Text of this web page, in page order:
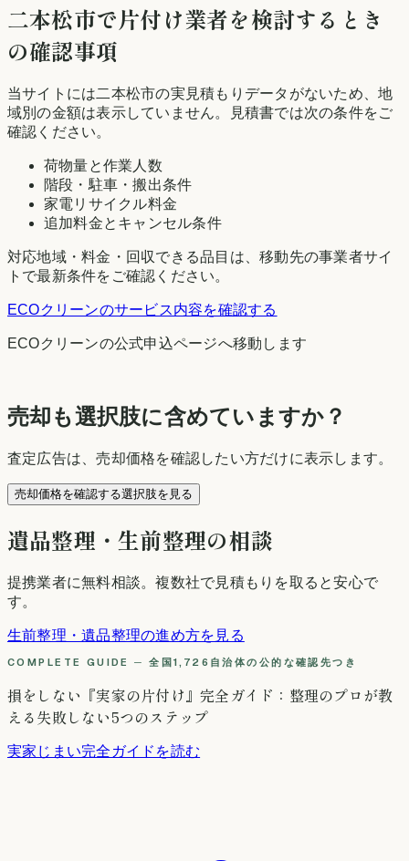
二本松市で片付け業者を検討するとき
の確認事項
当サイトには二本松市の実見積もりデータがないため、地
域別の金額は表示していません。見積書では次の条件をご
確認ください。
荷物量と作業人数
階段・駐車・搬出条件
家電リサイクル料金
追加料金とキャンセル条件
対応地域・料金・回収できる品目は、移動先の事業者サイ
トで最新条件をご確認ください。
ECOクリーンのサービス内容を確認する
ECOクリーンの公式申込ページへ移動します
売却も選択肢に含めていますか？
査定広告は、売却価格を確認したい方だけに表示します。
売却価格を確認する選択肢を見る
遺品整理・生前整理の相談
提携業者に無料相談。複数社で見積もりを取ると安心で
す。
生前整理・遺品整理の進め方を見る
COMPLETE GUIDE ─ 全国1,726自治体の公的な確認先つき
損をしない『実家の片付け』完全ガイド：整理のプロが教
える失敗しない5つのステップ
実家じまい完全ガイドを読む